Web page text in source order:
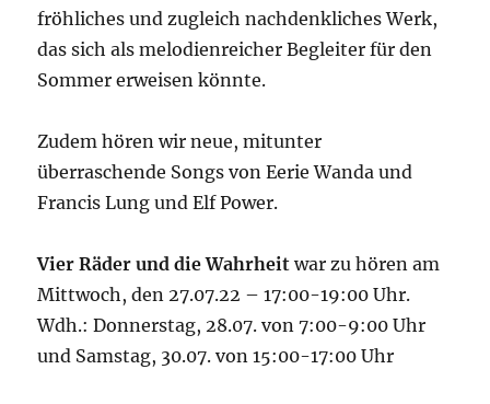
fröhliches und zugleich nachdenkliches Werk,
das sich als melodienreicher Begleiter für den
Sommer erweisen könnte.
Zudem hören wir neue, mitunter
überraschende Songs von Eerie Wanda und
Francis Lung und Elf Power.
Vier Räder und die Wahrheit war zu hören am
Mittwoch, den 27.07.22 – 17:00-19:00 Uhr.
Wdh.: Donnerstag, 28.07. von 7:00-9:00 Uhr
und Samstag, 30.07. von 15:00-17:00 Uhr